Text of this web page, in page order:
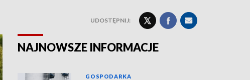
UDOSTĘPNIJ:
NAJNOWSZE INFORMACJE
GOSPODARKA